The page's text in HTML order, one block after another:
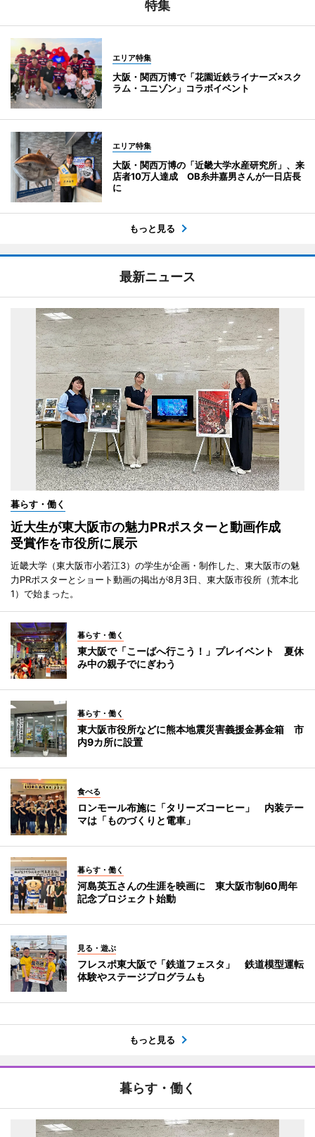
特集
エリア特集
大阪・関西万博で「花園近鉄ライナーズ×スク
ラム・ユニゾン」コラボイベント
エリア特集
大阪・関西万博の「近畿大学水産研究所」、来
店者10万人達成 OB糸井嘉男さんが一日店長
に
もっと見る
最新ニュース
暮らす・働く
近大生が東大阪市の魅力PRポスターと動画作成
受賞作を市役所に展示
近畿大学（東大阪市小若江3）の学生が企画・制作した、東大阪市の魅
力PRポスターとショート動画の掲出が8月3日、東大阪市役所（荒本北
1）で始まった。
暮らす・働く
東大阪で「こーばへ行こう！」プレイベント 夏休
み中の親子でにぎわう
暮らす・働く
東大阪市役所などに熊本地震災害義援金募金箱 市
内9カ所に設置
食べる
ロンモール布施に「タリーズコーヒー」 内装テー
マは「ものづくりと電車」
暮らす・働く
河島英五さんの生涯を映画に 東大阪市制60周年
記念プロジェクト始動
見る・遊ぶ
フレスポ東大阪で「鉄道フェスタ」 鉄道模型運転
体験やステージプログラムも
もっと見る
暮らす・働く